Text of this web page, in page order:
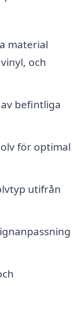
material
och
befintliga
för optimal
utifrån